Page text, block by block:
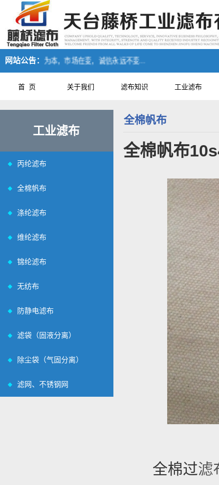
网站公告：诚信为本，市场在变，诚信永远不变...
首 页 关于我们 滤布知识 工业滤布
工业滤布
丙纶滤布
全棉帆布
涤纶滤布
维纶滤布
锦纶滤布
无纺布
防静电滤布
滤袋（固液分离）
除尘袋（气固分离）
滤网、不锈钢网
全棉帆布
全棉帆布
全棉过滤